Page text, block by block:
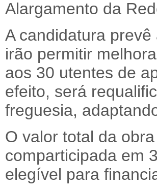
Alargamento da
A candidatura
irão permitir
aos 30 utentes de
efeito, será
freguesia,
O valor total da
comparticipada em
elegível para